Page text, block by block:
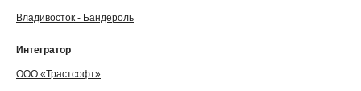
Владивосток - Бандероль
Интегратор
ООО «Трастсофт»